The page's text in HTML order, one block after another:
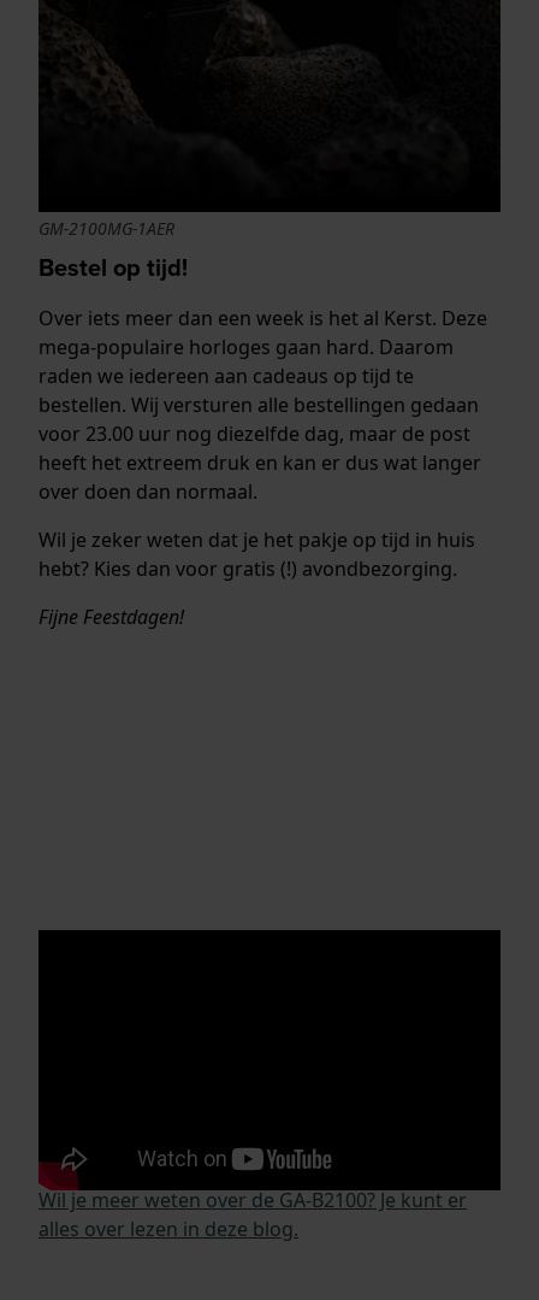
GM-2100MG-1AER
Bestel op tijd!
Over iets meer dan een week is het al Kerst. Deze
mega-populaire horloges gaan hard. Daarom
raden we iedereen aan cadeaus op tijd te
bestellen. Wij versturen alle bestellingen gedaan
voor 23.00 uur nog diezelfde dag, maar de post
heeft het extreem druk en kan er dus wat langer
over doen dan normaal.
Wil je zeker weten dat je het pakje op tijd in huis
hebt? Kies dan voor gratis (!) avondbezorging.
Fijne Feestdagen!
gesynchroniseerd.
Wil je meer weten over de GA-B2100? Je kunt er
alles over lezen in deze blog.